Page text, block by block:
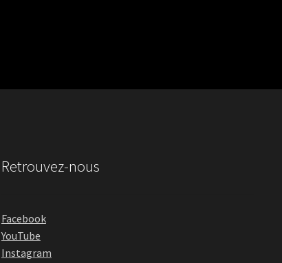
Retrouvez-nous
Facebook
YouTube
Instagram